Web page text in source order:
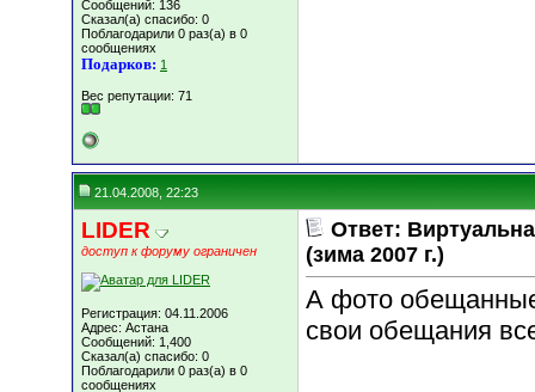
Сообщений: 136
Сказал(а) спасибо: 0
Поблагодарили 0 раз(а) в 0
сообщениях
Подарков: 1
Вес репутации: 71
21.04.2008, 22:23
LIDER
доступ к форуму ограничен
Регистрация: 04.11.2006
Адрес: Астана
Сообщений: 1,400
Сказал(а) спасибо: 0
Поблагодарили 0 раз(а) в 0
сообщениях
Ответ:
(зима 2007 г.)
А фото
свои обещания